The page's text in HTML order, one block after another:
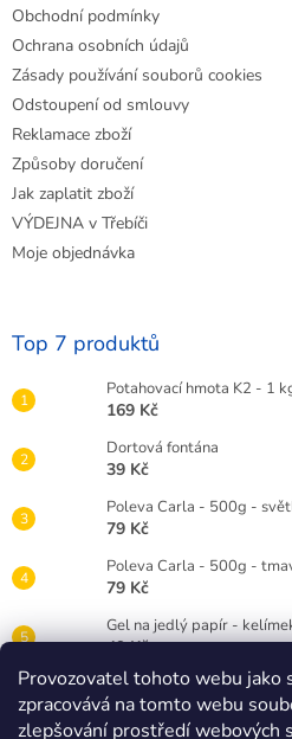
Provozovatel tohoto webu jako
zpracovává na tomto webu
zlepšování prostředí webových
Obchodní podmínky
Ochrana osobních údajů
Zásady používání souborů cookies
Odstoupení od smlouvy
Reklamace zboží
Způsoby doručení
Jak zaplatit zboží
VÝDEJNA v Třebíči
Moje objednávka
Top 7 produktů
Potahovací hmota K2 - 1
169 Kč
Dortová fontána
39 Kč
Poleva Carla - 500g -
79 Kč
Poleva Carla - 500g -
79 Kč
Gel na jedlý papír -
49 Kč
Gelová barva Wilton 28g
89 Kč